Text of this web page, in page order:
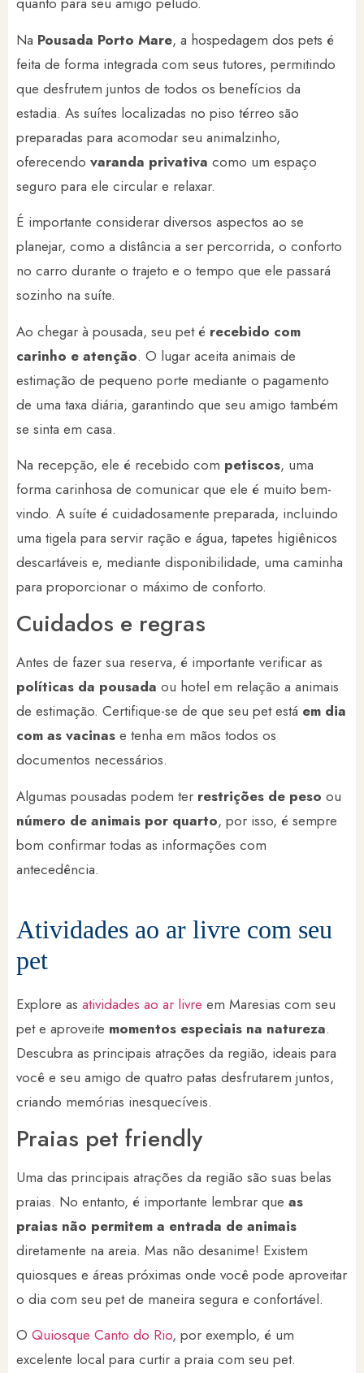
Na Pousada Porto Mare, a hospedagem dos pets é
feita de forma integrada com seus tutores, permitindo
que desfrutem juntos de todos os benefícios da
estadia. As suítes localizadas no piso térreo são
preparadas para acomodar seu animalzinho,
oferecendo varanda privativa como um espaço
seguro para ele circular e relaxar.
É importante considerar diversos aspectos ao se
planejar, como a distância a ser percorrida, o conforto
no carro durante o trajeto e o tempo que ele passará
sozinho na suíte.
Ao chegar à pousada, seu pet é recebido com
carinho e atenção. O lugar aceita animais de
estimação de pequeno porte mediante o pagamento
de uma taxa diária, garantindo que seu amigo também
se sinta em casa.
Na recepção, ele é recebido com petiscos, uma
forma carinhosa de comunicar que ele é muito bem-
vindo. A suíte é cuidadosamente preparada, incluindo
uma tigela para servir ração e água, tapetes higiênicos
descartáveis e, mediante disponibilidade, uma caminha
para proporcionar o máximo de conforto.
Cuidados e regras
Antes de fazer sua reserva, é importante verificar as
políticas da pousada ou hotel em relação a animais
de estimação. Certifique-se de que seu pet está em dia
com as vacinas e tenha em mãos todos os
documentos necessários.
Algumas pousadas podem ter restrições de peso ou
número de animais por quarto, por isso, é sempre
bom confirmar todas as informações com
antecedência.
Atividades ao ar livre com seu
pet
Explore as atividades ao ar livre em Maresias com seu
pet e aproveite momentos especiais na natureza.
Descubra as principais atrações da região, ideais para
você e seu amigo de quatro patas desfrutarem juntos,
criando memórias inesquecíveis.
Praias pet friendly
Uma das principais atrações da região são suas belas
praias. No entanto, é importante lembrar que as
praias não permitem a entrada de animais
diretamente na areia. Mas não desanime! Existem
quiosques e áreas próximas onde você pode aproveitar
o dia com seu pet de maneira segura e confortável.
O Quiosque Canto do Rio, por exemplo, é um
excelente local para curtir a praia com seu pet.